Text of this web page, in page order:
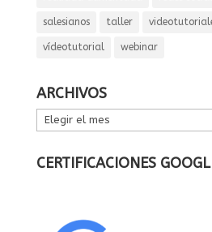
salesianos taller
vídeotutorial webinar
ARCHIVOS
ARCHIVOS
CERTIFICACIONES